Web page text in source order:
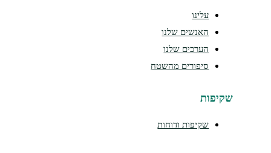
עלינו
האנשים שלנו
הערכים שלנו
סיפורים מהשטח
שקיפות
שקיפות ודוחות